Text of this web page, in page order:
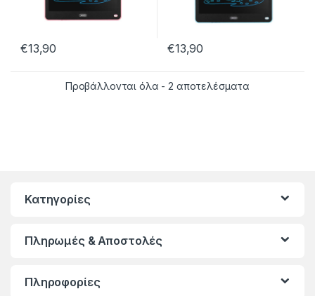
€13,90 €13,90
Προβάλλονται όλα - 2 αποτελέσματα
Κατηγορίες
Πληρωμές & Αποστολές
Πληροφορίες